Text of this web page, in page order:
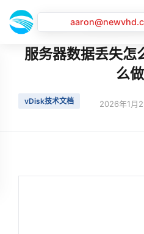
首页 最新动态 服务器数据丢失
服务器数据丢失怎
么做
vDisk技术文档 2026年1月